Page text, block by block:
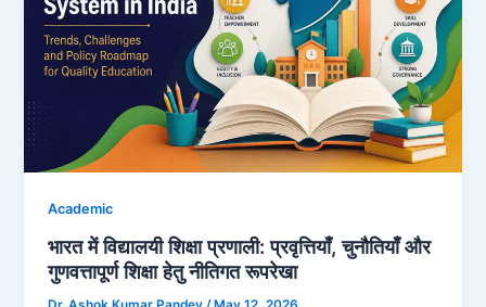
Academic
भारत में विद्यालयी शिक्षा प्रणाली: प्रवृत्तियाँ, चुनौतियाँ और
गुणवत्तापूर्ण शिक्षा हेतु नीतिगत रूपरेखा